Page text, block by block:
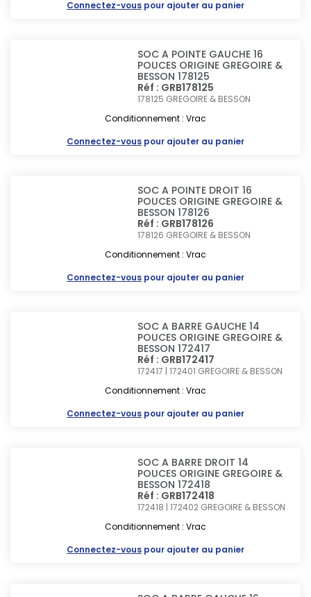
Connectez-vous pour ajouter au panier
SOC A POINTE GAUCHE 16
POUCES ORIGINE GREGOIRE &
BESSON 178125
Réf : GRB178125
178125 GREGOIRE & BESSON
Conditionnement : Vrac
Connectez-vous pour ajouter au panier
SOC A POINTE DROIT 16
POUCES ORIGINE GREGOIRE &
BESSON 178126
Réf : GRB178126
178126 GREGOIRE & BESSON
Conditionnement : Vrac
Connectez-vous pour ajouter au panier
SOC A BARRE GAUCHE 14
POUCES ORIGINE GREGOIRE &
BESSON 172417
Réf : GRB172417
172417 | 172401 GREGOIRE & BESSON
Conditionnement : Vrac
Connectez-vous pour ajouter au panier
SOC A BARRE DROIT 14
POUCES ORIGINE GREGOIRE &
BESSON 172418
Réf : GRB172418
172418 | 172402 GREGOIRE & BESSON
Conditionnement : Vrac
Connectez-vous pour ajouter au panier